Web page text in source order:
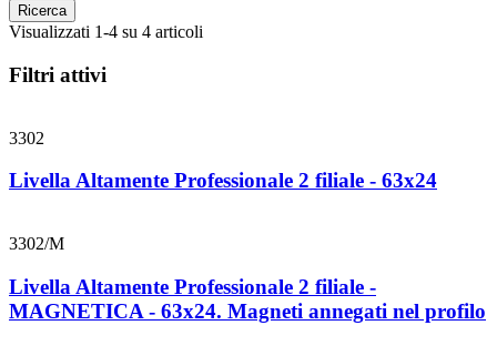
Ricerca
Visualizzati 1-4 su 4 articoli
Filtri attivi
3302
Livella Altamente Professionale 2 filiale - 63x24
3302/M
Livella Altamente Professionale 2 filiale -
MAGNETICA - 63x24. Magneti annegati nel profilo